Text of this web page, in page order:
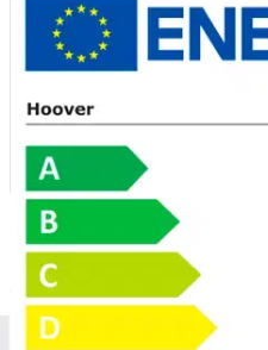
Tuotearvioiden keskiarvo
arvio
521,55 €
Asiakasomistajahinta
Hinta ilman S-Etukorttia:
549,00 €